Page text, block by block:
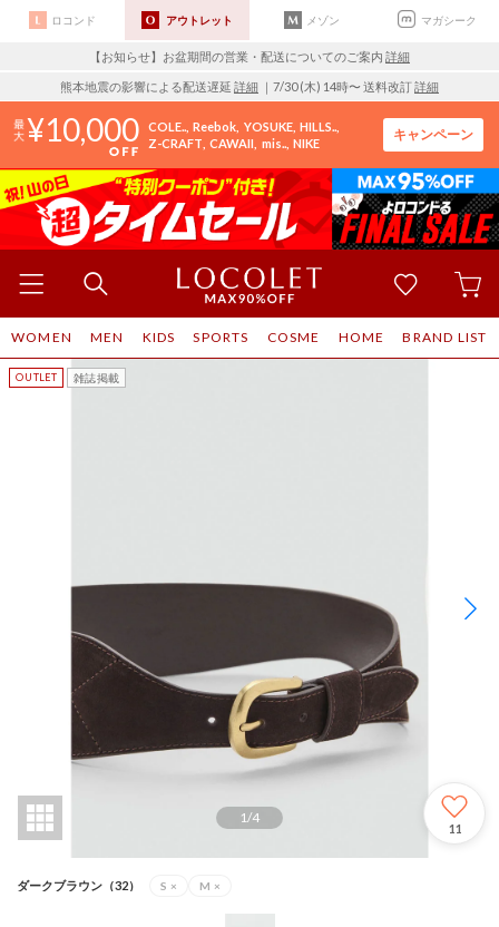
ロコンド アウトレット メゾン マガシーク
【お知らせ】お盆期間の営業・配送についてのご案内 詳細
熊本地震の影響による配送遅延 詳細 ｜7/30 (木) 14時〜 送料改訂詳細
10,000 COLE.. Reebok YOSUKE HILLS..
Z-CRAFT CAWAII mis.. NIKE
キャンペーン
WOMEN MEN KIDS SPORTS COSME HOME BRAND LIST
1/4
雑誌掲載
11
ダークブラウン（32） S × M ×